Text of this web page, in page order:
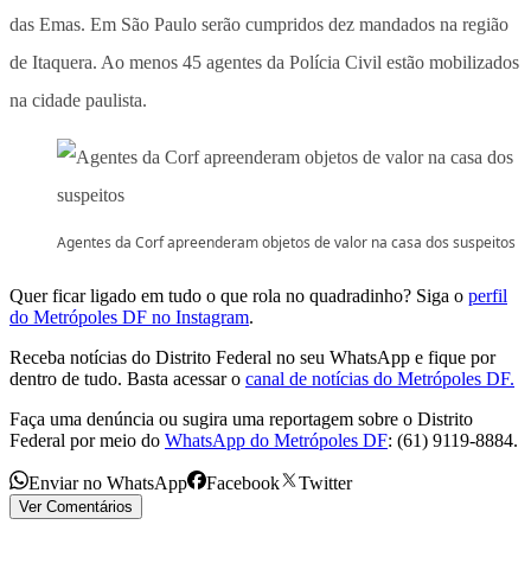
das Emas. Em São Paulo serão cumpridos dez mandados na região
de Itaquera. Ao menos 45 agentes da Polícia Civil estão mobilizados
na cidade paulista.
Agentes da Corf apreenderam objetos de valor na casa dos suspeitos
Quer ficar ligado em tudo o que rola no quadradinho? Siga o perfil
do Metrópoles DF no Instagram.
Receba notícias do Distrito Federal no seu WhatsApp e fique por
dentro de tudo. Basta acessar o canal de notícias do Metrópoles DF.
Faça uma denúncia ou sugira uma reportagem sobre o Distrito
Federal por meio do WhatsApp do Metrópoles DF: (61) 9119-8884.
Enviar no WhatsApp Facebook Twitter
Ver Comentários